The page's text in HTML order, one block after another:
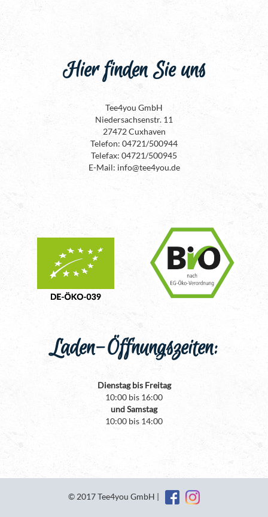
Hier finden Sie uns
Tee4you GmbH
Niedersachsenstr. 11
27472 Cuxhaven
Telefon: 04721/500944
Telefax: 04721/500945
E-Mail: info@tee4you.de
Laden-Öffnungszeiten:
Dienstag bis Freitag
10:00 bis 16:00
und Samstag
10:00 bis 14:00
© 2017 Tee4you GmbH |